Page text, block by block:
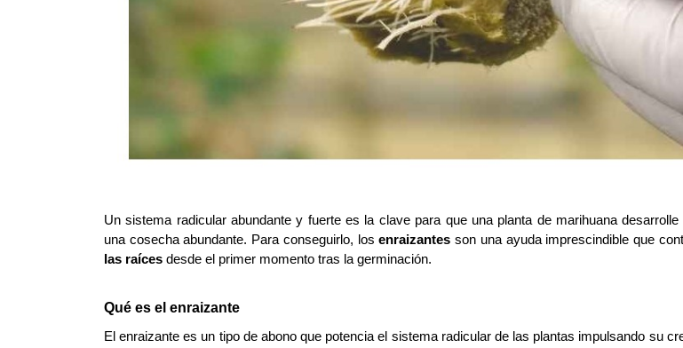
Un sistema radicular abundante y fuerte es la clave para que una planta de marihuana
una cosecha abundante. Para conseguirlo, los enraizantes son una ayuda imprescindible que
las raíces desde el primer momento tras la germinación.
Qué es el enraizante
El enraizante es un tipo de abono que potencia el sistema radicular de las plantas impulsando su